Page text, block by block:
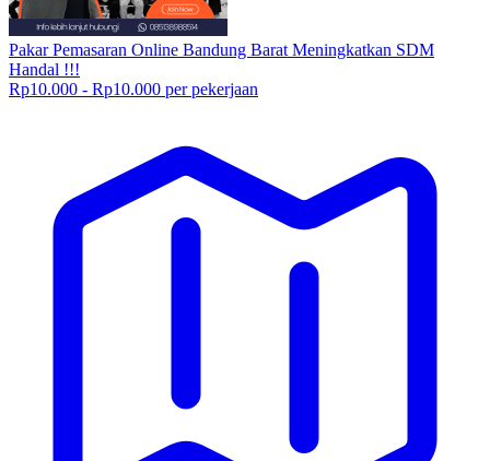
Pakar Pemasaran Online Bandung Barat Meningkatkan SDM
Handal !!!
Rp10.000 - Rp10.000 per pekerjaan